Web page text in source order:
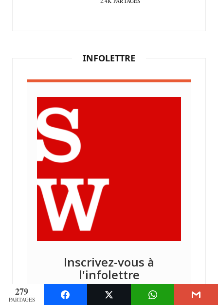
INFOLETTRE
Inscrivez-vous à
l'infolettre
Recevez les nouvelles publications
directement dans votre courriel.
279
PARTAGES